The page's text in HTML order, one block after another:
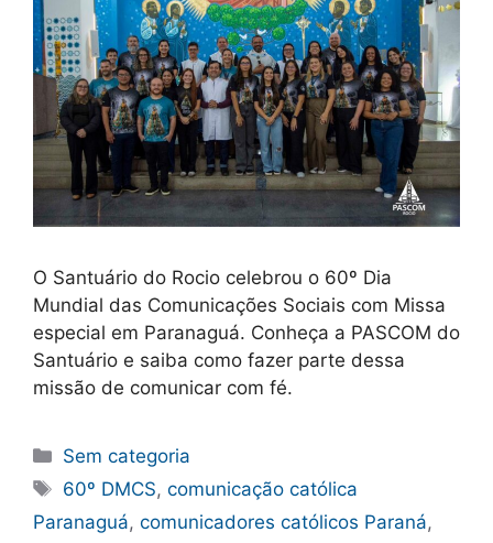
O Santuário do Rocio celebrou o 60º Dia
Mundial das Comunicações Sociais com Missa
especial em Paranaguá. Conheça a PASCOM do
Santuário e saiba como fazer parte dessa
missão de comunicar com fé.
Categorias
Sem categoria
Tags
60º DMCS,comunicação católica
Paranaguá, comunicadores católicos Paraná,